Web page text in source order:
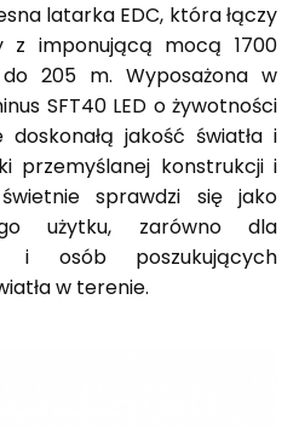
latarka EDC, która łączy
z imponującą mocą 1700
205 m. Wyposażona w
SFT40 LED o żywotności
jakość światła i
przemyślanej konstrukcji i
sprawdzi się jako
użytku, zarówno dla
i osób poszukujących
w terenie.